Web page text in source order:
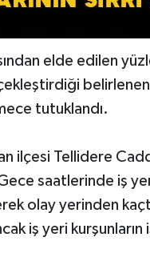
elde edilen
tutuklandı.
ilçesi Tellidere
saatlerinde iş
olay yerinden
iş yeri